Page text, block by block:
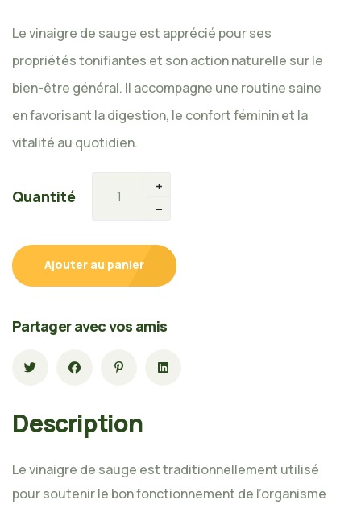
Le vinaigre de sauge est apprécié pour ses
propriétés tonifiantes et son action naturelle sur le
bien-être général. Il accompagne une routine saine
en favorisant la digestion, le confort féminin et la
vitalité au quotidien.
Quantité
Ajouter au panier
Partager avec vos amis
Description
Le vinaigre de sauge est traditionnellement utilisé
pour soutenir le bon fonctionnement de l’organisme